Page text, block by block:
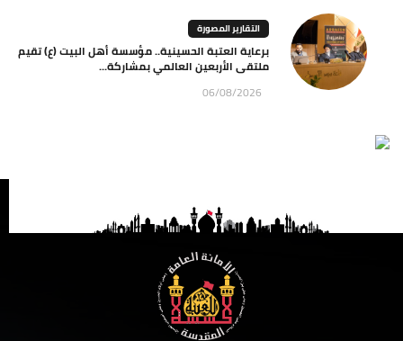
التقارير المصورة
برعاية العتبة الحسينية.. مؤسسة أهل البيت (ع) تقيم
ملتقى الأربعين العالمي بمشاركة...
06/08/2026